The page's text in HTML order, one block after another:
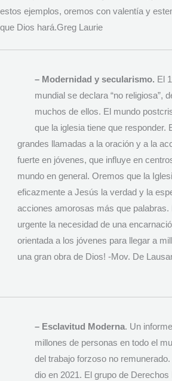
estos ejemplos, oremos con valentía y
que Dios hará.Greg Laurie
– Modernidad y secularismo. El
mundial se declara “no religiosa”,
muchos de ellos. El mundo
que la iglesia tiene que responder.
grandes llamadas a la oración y a la
fuerte en jóvenes, que influye en
mundo en general. Oremos que la
eficazmente a Jesús la verdad y la
acciones amorosas más que palabras.
urgente la necesidad de una
orientada a los jóvenes para llegar a
una gran obra de Dios! -Mov. De
– Esclavitud Moderna. Un
millones de personas en todo el
del trabajo forzoso no
dio en 2021. El grupo de